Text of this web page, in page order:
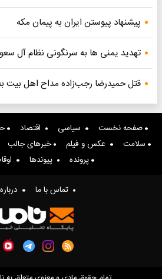
پیشنهاد پیوستن ایران به پیمان مکه
تهدید یمنی ها به سرنگونی نظام آل
قتل حمیدرضا رجب‌زاده مداح اهل
صفحه نخست سیاسی اقتصاد
سلامت
عکس و فیلم خبرهای جالب
پرونده
پیوندها
تماس با ما